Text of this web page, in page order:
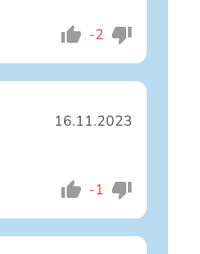
-2
Eu sou uma garota
Comentário
16.11.2023
-1
Eu sou uma garota